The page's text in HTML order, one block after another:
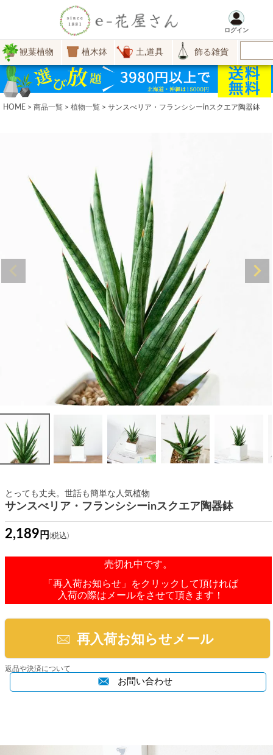
ログイン
観葉植物 植木鉢 土,道具 飾る雑貨
HOME 商品一覧 植物一覧 サンスべリア・フランシシーinスクエア陶器鉢
とっても丈夫。世話も簡単な人気植物
サンスべリア・フランシシーinスクエア陶器鉢
2,189
売切れ中です。
「再入荷お知らせ」をクリックして頂ければ
入荷の際はメールをさせて頂きます！
再入荷お知らせメール
お問い合わせ
返品や決済について